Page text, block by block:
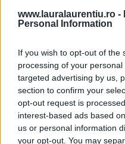
www.lauralaurentiu.ro -
Personal Information
If you wish to opt-out of the
processing of your
targeted advertising by us,
section to confirm your
opt-out request is
interest-based ads based
us or personal information
your opt-out. You may
Să vă fie de folos și v-
rețeta!